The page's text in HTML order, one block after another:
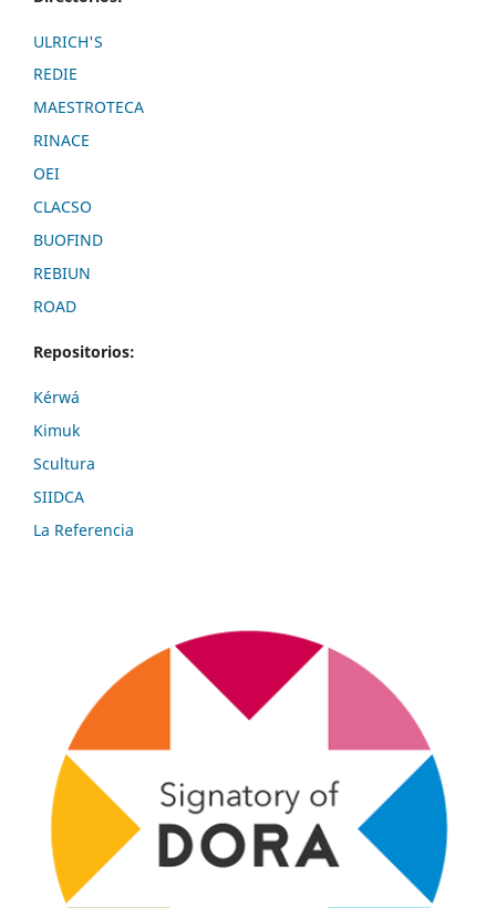
ULRICH'S
REDIE
MAESTROTECA
RINACE
OEI
CLACSO
BUOFIND
REBIUN
ROAD
Repositorios:
Kérwá
Kimuk
Scultura
SIIDCA
La Referencia